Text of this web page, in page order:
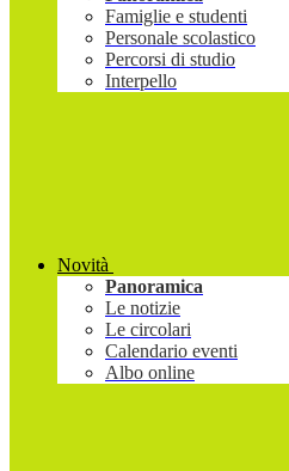
Famiglie e studenti
Personale scolastico
Percorsi di studio
Interpello
Novità
Panoramica
Le notizie
Le circolari
Calendario eventi
Albo online